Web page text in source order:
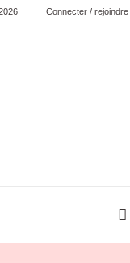
Connecter / rejoindre